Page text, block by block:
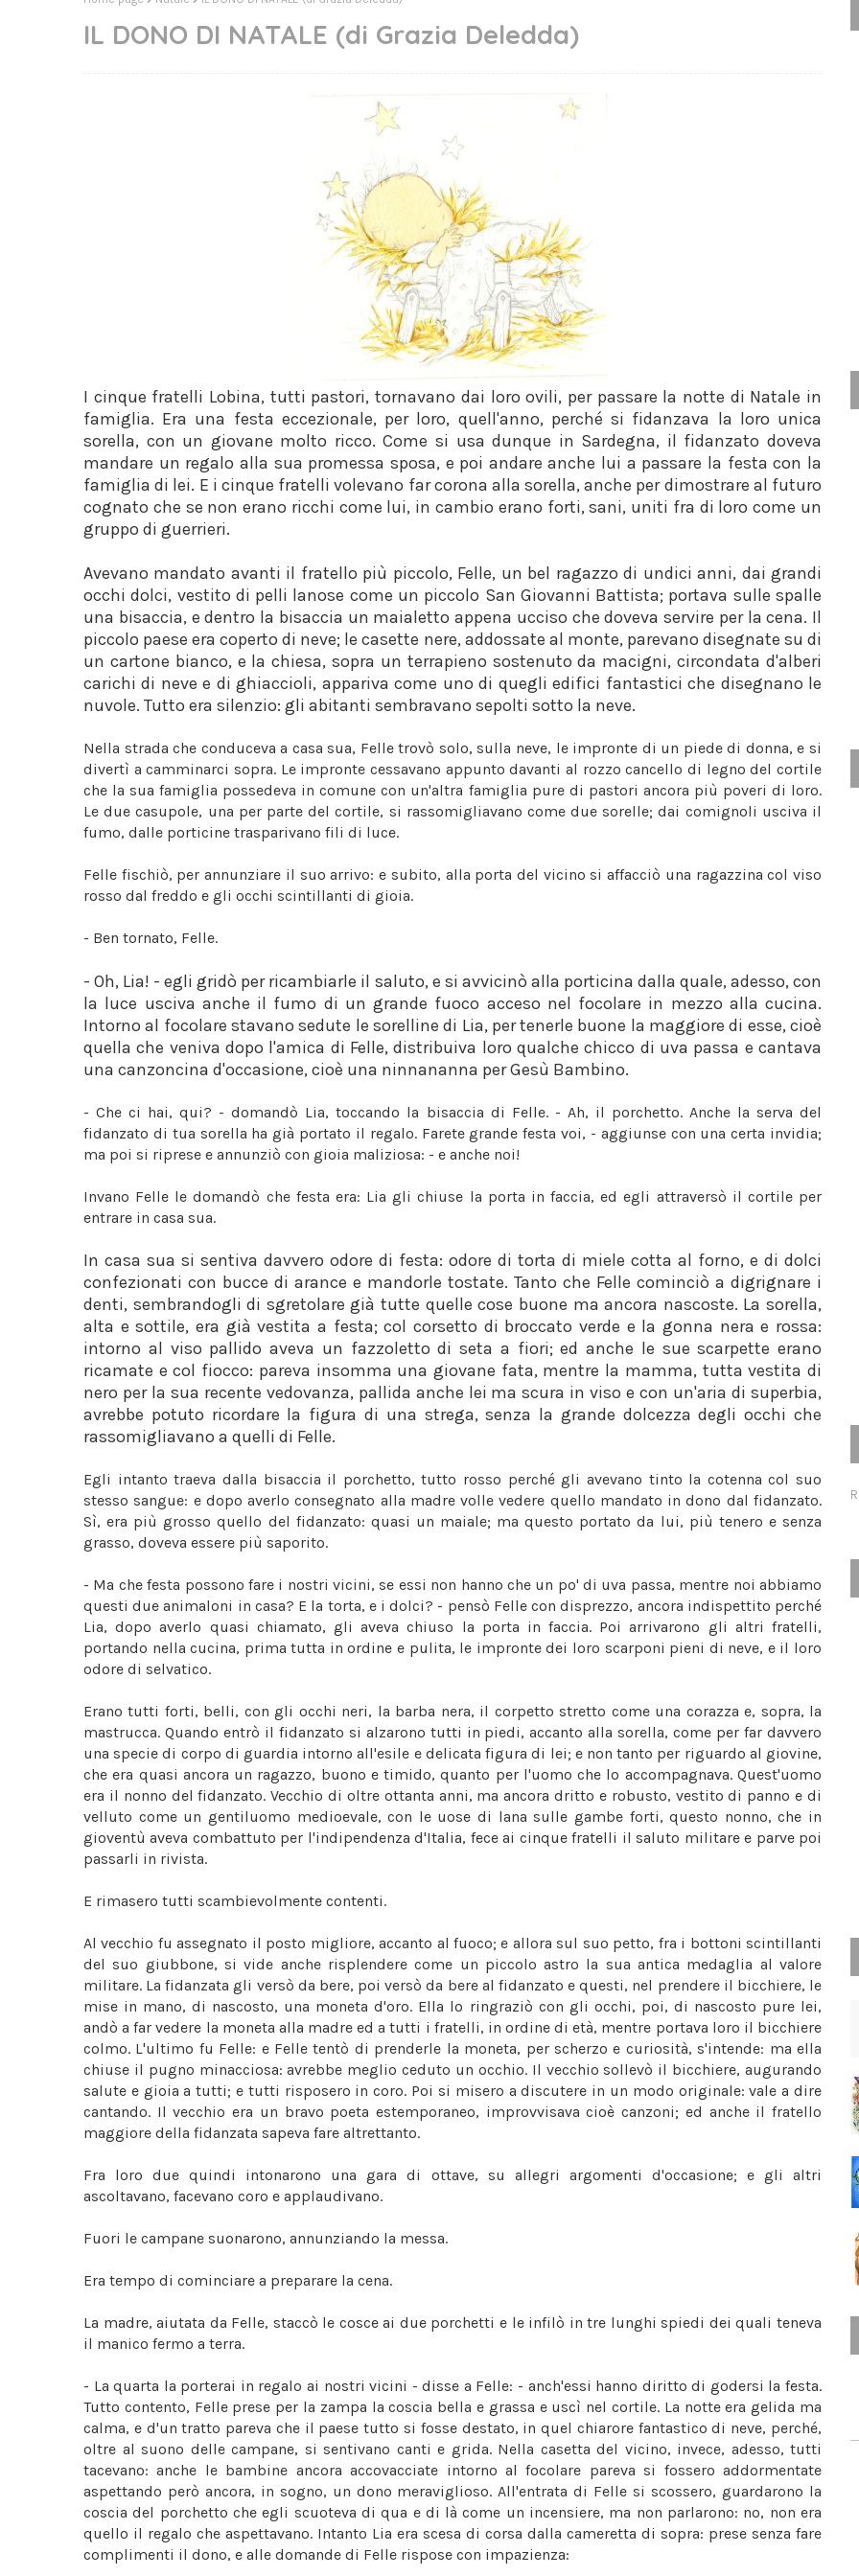
IL DONO DI NATALE (di Grazia Deledda)
I cinque fratelli Lobina, tutti pastori, tornavano dai loro ovili, per passare la notte di Natale in
famiglia. Era una festa eccezionale, per loro, quell'anno, perché si fidanzava la loro unica
sorella, con un giovane molto ricco. Come si usa dunque in Sardegna, il fidanzato doveva
mandare un regalo alla sua promessa sposa, e poi andare anche lui a passare la festa con la
famiglia di lei. E i cinque fratelli volevano far corona alla sorella, anche per dimostrare al futuro
cognato che se non erano ricchi come lui, in cambio erano forti, sani, uniti fra di loro come un
gruppo di guerrieri.
Avevano mandato avanti il fratello più piccolo, Felle, un bel ragazzo di undici anni, dai grandi
occhi dolci, vestito di pelli lanose come un piccolo San Giovanni Battista; portava sulle spalle
una bisaccia, e dentro la bisaccia un maialetto appena ucciso che doveva servire per la cena. Il
piccolo paese era coperto di neve; le casette nere, addossate al monte, parevano disegnate su di
un cartone bianco, e la chiesa, sopra un terrapieno sostenuto da macigni, circondata d'alberi
carichi di neve e di ghiaccioli, appariva come uno di quegli edifici fantastici che disegnano le
nuvole. Tutto era silenzio: gli abitanti sembravano sepolti sotto la neve.
Nella strada che conduceva a casa sua, Felle trovò solo, sulla neve, le impronte di un piede di donna, e si
divertì a camminarci sopra. Le impronte cessavano appunto davanti al rozzo cancello di legno del cortile
che la sua famiglia possedeva in comune con un'altra famiglia pure di pastori ancora più poveri di loro.
Le due casupole, una per parte del cortile, si rassomigliavano come due sorelle; dai comignoli usciva il
fumo, dalle porticine trasparivano fili di luce.
Felle fischiò, per annunziare il suo arrivo: e subito, alla porta del vicino si affacciò una ragazzina col viso
rosso dal freddo e gli occhi scintillanti di gioia.
- Ben tornato, Felle.
- Oh, Lia! - egli gridò per ricambiarle il saluto, e si avvicinò alla porticina dalla quale, adesso, con
la luce usciva anche il fumo di un grande fuoco acceso nel focolare in mezzo alla cucina.
Intorno al focolare stavano sedute le sorelline di Lia, per tenerle buone la maggiore di esse, cioè
quella che veniva dopo l'amica di Felle, distribuiva loro qualche chicco di uva passa e cantava
una canzoncina d'occasione, cioè una ninnananna per Gesù Bambino.
- Che ci hai, qui? - domandò Lia, toccando la bisaccia di Felle. - Ah, il porchetto. Anche la serva del
fidanzato di tua sorella ha già portato il regalo. Farete grande festa voi, - aggiunse con una certa invidia;
ma poi si riprese e annunziò con gioia maliziosa: - e anche noi!
Invano Felle le domandò che festa era: Lia gli chiuse la porta in faccia, ed egli attraversò il cortile per
entrare in casa sua.
In casa sua si sentiva davvero odore di festa: odore di torta di miele cotta al forno, e di dolci
confezionati con bucce di arance e mandorle tostate. Tanto che Felle cominciò a digrignare i
denti, sembrandogli di sgretolare già tutte quelle cose buone ma ancora nascoste. La sorella,
alta e sottile, era già vestita a festa; col corsetto di broccato verde e la gonna nera e rossa:
intorno al viso pallido aveva un fazzoletto di seta a fiori; ed anche le sue scarpette erano
ricamate e col fiocco: pareva insomma una giovane fata, mentre la mamma, tutta vestita di
nero per la sua recente vedovanza, pallida anche lei ma scura in viso e con un'aria di superbia,
avrebbe potuto ricordare la figura di una strega, senza la grande dolcezza degli occhi che
rassomigliavano a quelli di Felle.
Egli intanto traeva dalla bisaccia il porchetto, tutto rosso perché gli avevano tinto la cotenna col suo
stesso sangue: e dopo averlo consegnato alla madre volle vedere quello mandato in dono dal fidanzato.
Sì, era più grosso quello del fidanzato: quasi un maiale; ma questo portato da lui, più tenero e senza
grasso, doveva essere più saporito.
- Ma che festa possono fare i nostri vicini, se essi non hanno che un po' di uva passa, mentre noi abbiamo
questi due animaloni in casa? E la torta, e i dolci? - pensò Felle con disprezzo, ancora indispettito perché
Lia, dopo averlo quasi chiamato, gli aveva chiuso la porta in faccia. Poi arrivarono gli altri fratelli,
portando nella cucina, prima tutta in ordine e pulita, le impronte dei loro scarponi pieni di neve, e il loro
odore di selvatico.
Erano tutti forti, belli, con gli occhi neri, la barba nera, il corpetto stretto come una corazza e, sopra, la
mastrucca. Quando entrò il fidanzato si alzarono tutti in piedi, accanto alla sorella, come per far davvero
una specie di corpo di guardia intorno all'esile e delicata figura di lei; e non tanto per riguardo al giovine,
che era quasi ancora un ragazzo, buono e timido, quanto per l'uomo che lo accompagnava. Quest'uomo
era il nonno del fidanzato. Vecchio di oltre ottanta anni, ma ancora dritto e robusto, vestito di panno e di
velluto come un gentiluomo medioevale, con le uose di lana sulle gambe forti, questo nonno, che in
gioventù aveva combattuto per l'indipendenza d'Italia, fece ai cinque fratelli il saluto militare e parve poi
passarli in rivista.
E rimasero tutti scambievolmente contenti.
Al vecchio fu assegnato il posto migliore, accanto al fuoco; e allora sul suo petto, fra i bottoni scintillanti
del suo giubbone, si vide anche risplendere come un piccolo astro la sua antica medaglia al valore
militare. La fidanzata gli versò da bere, poi versò da bere al fidanzato e questi, nel prendere il bicchiere, le
mise in mano, di nascosto, una moneta d'oro. Ella lo ringraziò con gli occhi, poi, di nascosto pure lei,
andò a far vedere la moneta alla madre ed a tutti i fratelli, in ordine di età, mentre portava loro il bicchiere
colmo. L'ultimo fu Felle: e Felle tentò di prenderle la moneta, per scherzo e curiosità, s'intende: ma ella
chiuse il pugno minacciosa: avrebbe meglio ceduto un occhio. Il vecchio sollevò il bicchiere, augurando
salute e gioia a tutti; e tutti risposero in coro. Poi si misero a discutere in un modo originale: vale a dire
cantando. Il vecchio era un bravo poeta estemporaneo, improvvisava cioè canzoni; ed anche il fratello
maggiore della fidanzata sapeva fare altrettanto.
Fra loro due quindi intonarono una gara di ottave, su allegri argomenti d'occasione; e gli altri
ascoltavano, facevano coro e applaudivano.
Fuori le campane suonarono, annunziando la messa.
Era tempo di cominciare a preparare la cena.
La madre, aiutata da Felle, staccò le cosce ai due porchetti e le infilò in tre lunghi spiedi dei quali teneva
il manico fermo a terra.
- La quarta la porterai in regalo ai nostri vicini - disse a Felle: - anch'essi hanno diritto di godersi la festa.
Tutto contento, Felle prese per la zampa la coscia bella e grassa e uscì nel cortile. La notte era gelida ma
calma, e d'un tratto pareva che il paese tutto si fosse destato, in quel chiarore fantastico di neve, perché,
oltre al suono delle campane, si sentivano canti e grida. Nella casetta del vicino, invece, adesso, tutti
tacevano: anche le bambine ancora accovacciate intorno al focolare pareva si fossero addormentate
aspettando però ancora, in sogno, un dono meraviglioso. All'entrata di Felle si scossero, guardarono la
coscia del porchetto che egli scuoteva di qua e di là come un incensiere, ma non parlarono: no, non era
quello il regalo che aspettavano. Intanto Lia era scesa di corsa dalla cameretta di sopra: prese senza fare
complimenti il dono, e alle domande di Felle rispose con impazienza: